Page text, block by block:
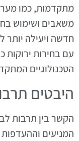
מתקדמות, כמו
משאבים ושימוש
חדשה ויעילה יותר
עם בחירות ירוקות
הטכנולוגיים
היבטים
הקשר בין תרבות
המניעים